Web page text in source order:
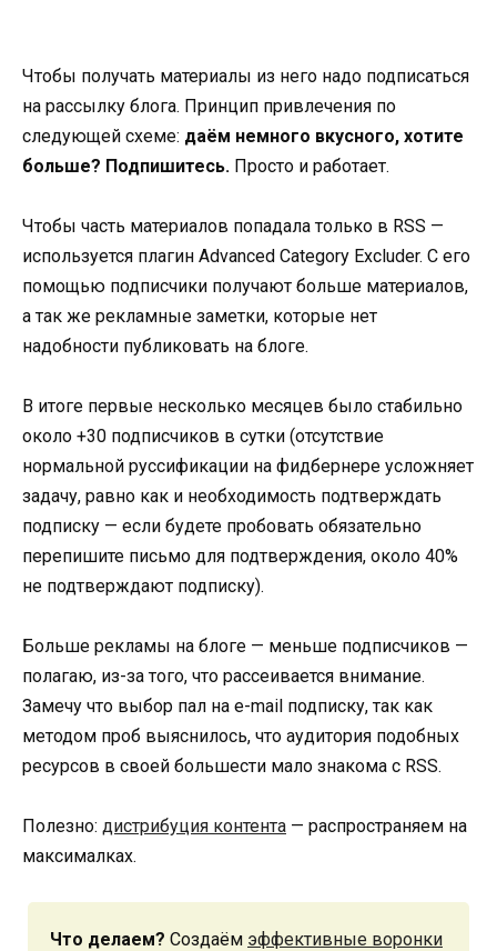
Чтобы получать материалы из него надо подписаться
на рассылку блога. Принцип привлечения по
следующей схеме: даём немного вкусного, хотите
больше? Подпишитесь. Просто и работает.
Чтобы часть материалов попадала только в RSS —
используется плагин Advanced Category Excluder. С его
помощью подписчики получают больше материалов,
а так же рекламные заметки, которые нет
надобности публиковать на блоге.
В итоге первые несколько месяцев было стабильно
около +30 подписчиков в сутки (отсутствие
нормальной руссификации на фидбернере усложняет
задачу, равно как и необходимость подтверждать
подписку — если будете пробовать обязательно
перепишите письмо для подтверждения, около 40%
не подтверждают подписку).
Больше рекламы на блоге — меньше подписчиков —
полагаю, из-за того, что рассеивается внимание.
Замечу что выбор пал на e-mail подписку, так как
методом проб выяснилось, что аудитория подобных
ресурсов в своей большести мало знакома с RSS.
Полезно: дистрибуция контента — распространяем на
максималках.
Что делаем? Создаём эффективные воронки